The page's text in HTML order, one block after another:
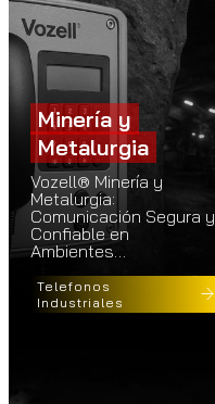
Minería y
Metalurgia
Vozell® Minería y
Metalurgia:
Comunicación Segura y
Confiable en
Ambientes…
Telefonos
Industriales